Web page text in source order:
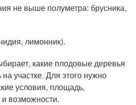
не выше полуметра: брусника,
лимонник).
какие плодовые деревья
на участке. Для этого нужно
условия, площадь,
возможности.